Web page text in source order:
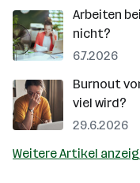
Arbeiten
nicht?
6.7.2026
Burnout
viel wird?
29.6.2026
Weitere Artikel